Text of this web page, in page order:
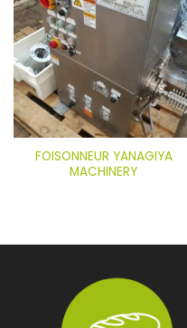
FOISONNEUR YANAGIYA
MACHINERY